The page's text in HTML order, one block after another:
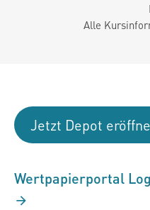
Alle
Jetzt Depot
Wertpapierportal